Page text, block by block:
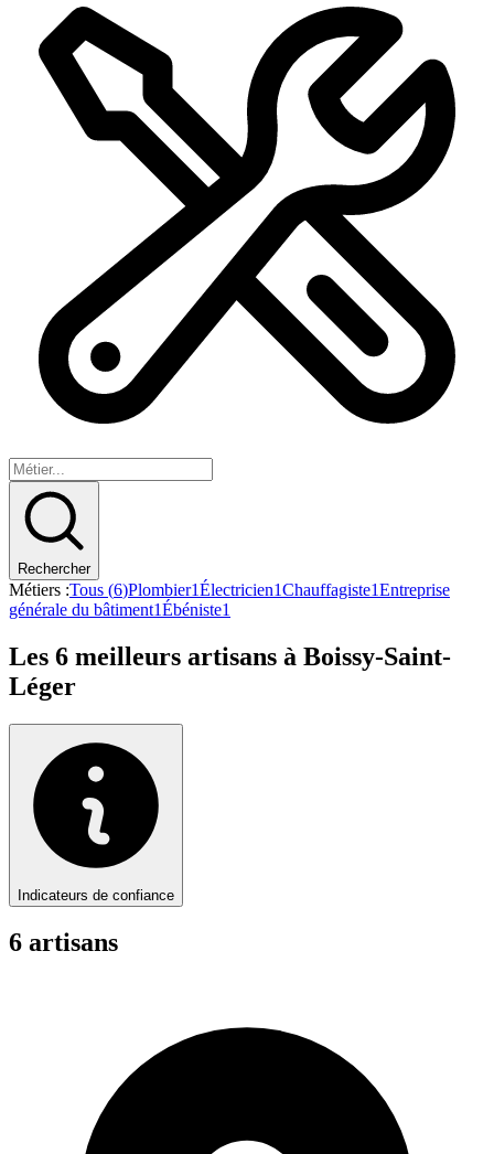
Rechercher
Métiers :Tous (6)Plombier1Électricien1Chauffagiste1Entreprise
générale du bâtiment1Ébéniste1
Les 6 meilleurs artisans à Boissy-Saint-
Léger
Indicateurs de confiance
6 artisans